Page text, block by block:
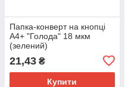
Папка-конверт на кнопці
А4+ "Голода" 18 мкм
(зелений)
21,43 ₴
Купити